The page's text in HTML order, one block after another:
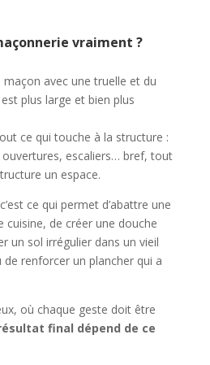
vraiment ?
avec une truelle et du
plus large et bien plus
ce qui touche à la structure :
escaliers… bref, tout
un espace.
ce qui permet d’abattre une
cuisine, de créer une douche
un sol irrégulier dans un vieil
renforcer un plancher qui a
où chaque geste doit être
final dépend de ce